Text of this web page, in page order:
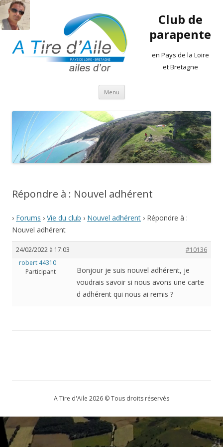
Club de
parapente
en Pays de la Loire
et Bretagne
Menu Aller
contenu
Répondre à : Nouvel adhérent
› Forums › Vie du club › Nouvel adhérent › Répondre à :
Nouvel adhérent
24/02/2022 à 17:03
#10136
robert 44310
Participant
Bonjour je suis nouvel adhérent, je
voudrais savoir si nous avons une carte
d adhérent qui nous ai remis ?
A Tire d'Aile 2026 © Tous droits réservés